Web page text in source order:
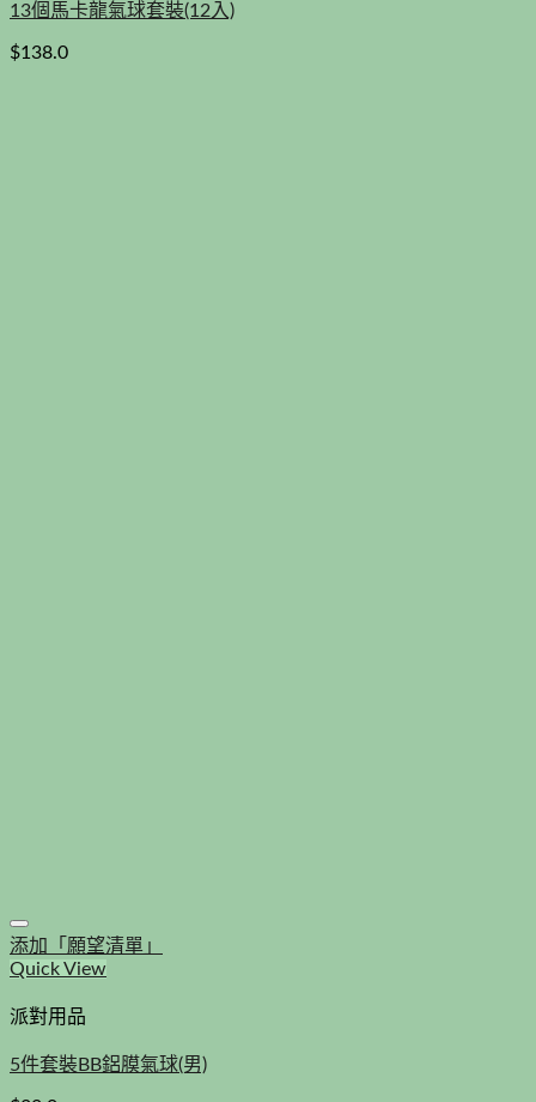
13個馬卡龍氣球套裝(12入)
$138.0
添加「願望清單」
Quick View
派對用品
5件套裝BB鋁膜氣球(男)